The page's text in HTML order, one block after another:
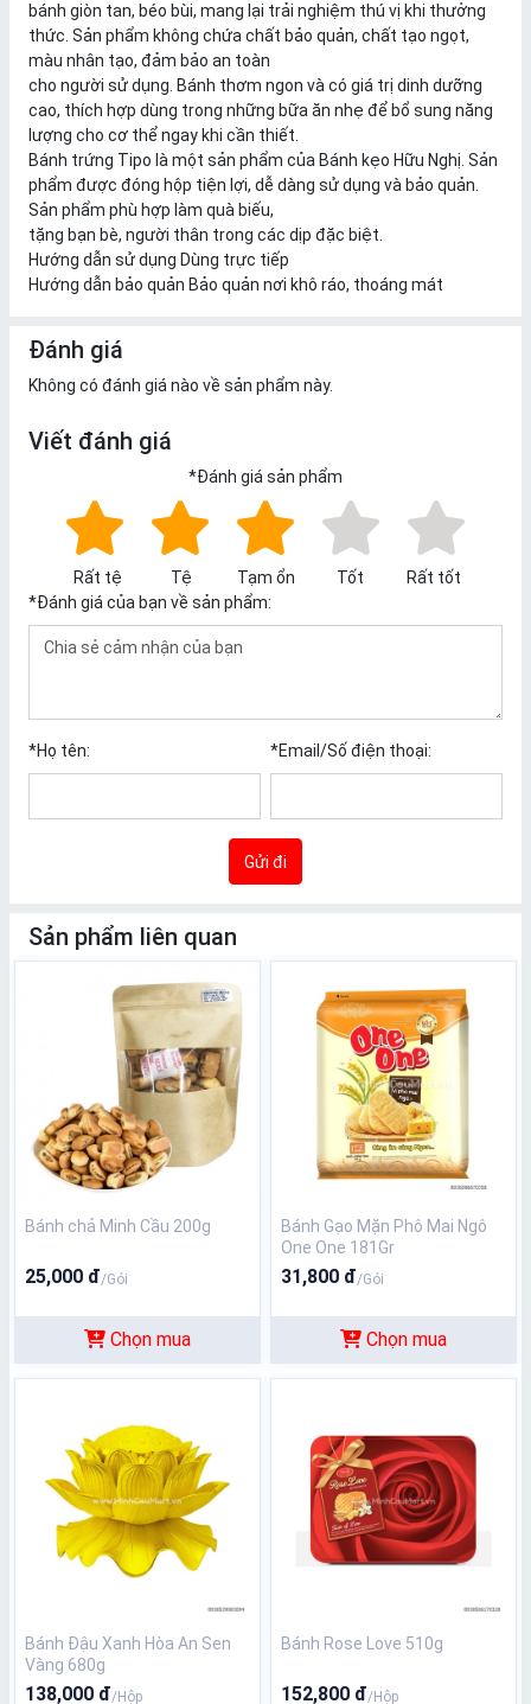
bánh giòn tan, béo bùi, mang lại trải nghiệm thú vị khi thưởng
thức. Sản phẩm không chứa chất bảo quản, chất tạo ngọt,
màu nhân tạo, đảm bảo an toàn
cho người sử dụng. Bánh thơm ngon và có giá trị dinh dưỡng
cao, thích hợp dùng trong những bữa ăn nhẹ để bổ sung năng
lượng cho cơ thể ngay khi cần thiết.
Bánh trứng Tipo là một sản phẩm của Bánh kẹo Hữu Nghị. Sản
phẩm được đóng hộp tiện lợi, dễ dàng sử dụng và bảo quản.
Sản phẩm phù hợp làm quà biếu,
tặng bạn bè, người thân trong các dịp đặc biệt.
Hướng dẫn sử dụng Dùng trực tiếp
Hướng dẫn bảo quản Bảo quản nơi khô ráo, thoáng mát
Đánh giá
Không có đánh giá nào về sản phẩm này.
Viết đánh giá
*Đánh giá sản phẩm
Rất tệ Tệ Tạm ổn Tốt
Rất tốt
*Đánh giá của bạn về sản phẩm:
*Họ tên: *Email/Số điện thoại:
Gửi đi
Sản phẩm liên quan
Bánh chả Minh Cầu 200g
25,000 đ/Gói
Chọn mua
Bánh Gạo Mặn Phô Mai Ngô
One One 181Gr
31,800 đ/Gói
Chọn mua
Bánh Đậu Xanh Hòa An Sen
Vàng 680g
138,000 đ/Hộp
Bánh Rose Love 510g
152,800 đ/Hộp